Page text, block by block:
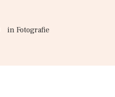
in Fotografie